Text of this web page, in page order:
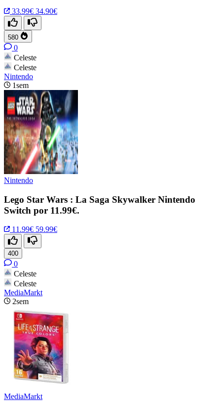
33.99€ 34.90€
580
0
Celeste
Celeste
Nintendo
1sem
Nintendo
Lego Star Wars : La Saga Skywalker Nintendo
Switch por 11.99€.
11.99€ 59.99€
400
0
Celeste
Celeste
MediaMarkt
2sem
MediaMarkt